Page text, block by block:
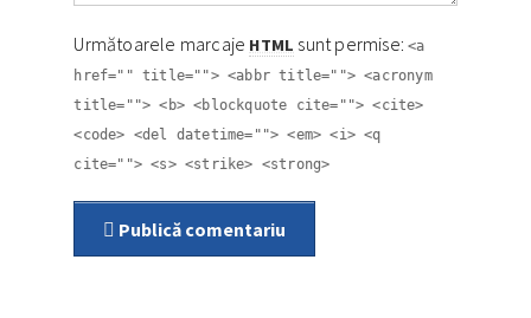
Următoarele marcaje HTML sunt permise:<a
href="" title=""> <abbr title=""> <acronym
title=""> <b> <blockquote cite=""> <cite>
<code> <del datetime=""> <em> <i> <q
cite=""> <s> <strike> <strong>
Publică comentariu